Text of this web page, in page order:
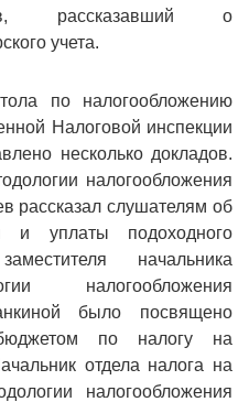
рассказавший о
учета.
по налогообложению
Налоговой инспекции
несколько докладов.
налогообложения
рассказал слушателям об
и уплаты подоходного
начальника
налогообложения
было посвящено
по налогу на
отдела налога на
налогообложения